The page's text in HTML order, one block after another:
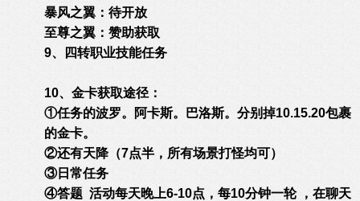
暴风之翼：待开放
至尊之翼：赞助获取
9、四转职业技能任务
10、金卡获取途径：
①任务的波罗。阿卡斯。巴洛斯。分别掉10.15.20包裹
的金卡。
②还有天降（7点半，所有场景打怪均可）
③日常任务
④答题 活动每天晚上6-10点，每10分钟一轮 ，在聊天